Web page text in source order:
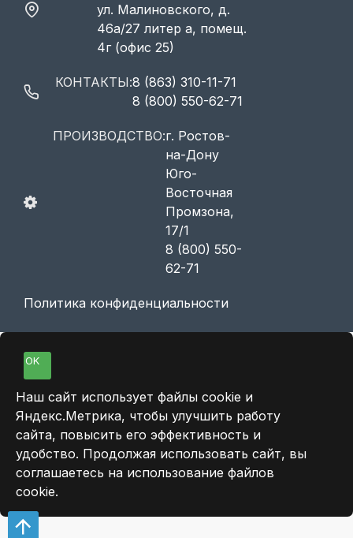
ул. Малиновского, д.
46а/27 литер а, помещ.
4г (офис 25)
КОНТАКТЫ:8 (863) 310-11-71
8 (800) 550-62-71
ПРОИЗВОДСТВО:г. Ростов-
на-Дону
Юго-
Восточная
Промзона,
17/1
8 (800) 550-
62-71
Политика конфиденциальности
OK
Наш сайт использует файлы cookie и
Яндекс.Метрика, чтобы улучшить работу
сайта, повысить его эффективность и
удобство. Продолжая использовать сайт, вы
соглашаетесь на использование файлов
cookie.